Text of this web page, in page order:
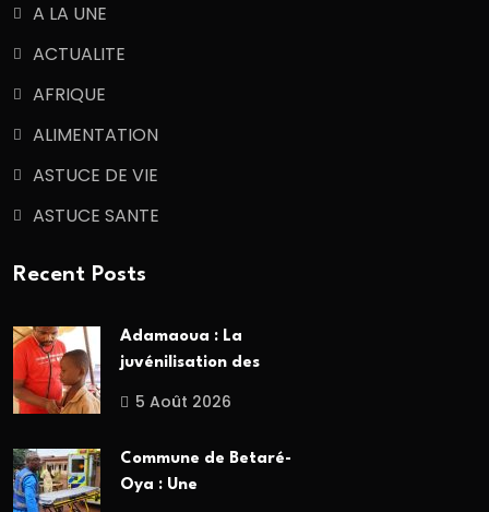
A LA UNE
ACTUALITE
AFRIQUE
ALIMENTATION
ASTUCE DE VIE
ASTUCE SANTE
Recent Posts
Adamaoua : La
juvénilisation des
5 Août 2026
Commune de Betaré-
Oya : Une